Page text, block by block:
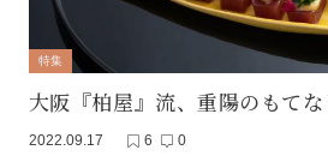
特集
大阪『柏屋』流、重陽のもて
2022.09.17 6 0